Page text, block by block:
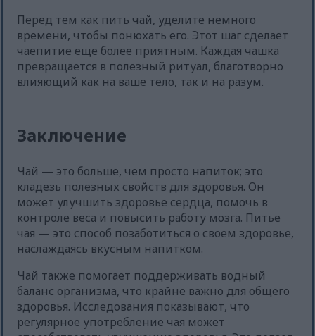
Перед тем как пить чай, уделите немного
времени, чтобы понюхать его. Этот шаг сделает
чаепитие еще более приятным. Каждая чашка
превращается в полезный ритуал, благотворно
влияющий как на ваше тело, так и на разум.
Заключение
Чай — это больше, чем просто напиток; это
кладезь полезных свойств для здоровья. Он
может улучшить здоровье сердца, помочь в
контроле веса и повысить работу мозга. Питье
чая — это способ позаботиться о своем здоровье,
наслаждаясь вкусным напитком.
Чай также помогает поддерживать водный
баланс организма, что крайне важно для общего
здоровья. Исследования показывают, что
регулярное употребление чая может